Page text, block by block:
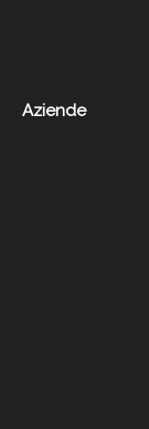
Aziende